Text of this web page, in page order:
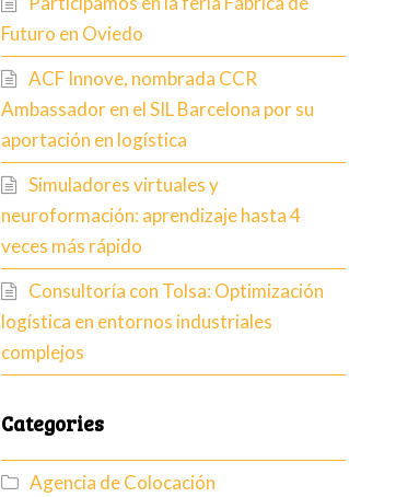
Futuro en Oviedo
ACF Innove, nombrada CCR
Ambassador en el SIL Barcelona por su
aportación en logística
Simuladores virtuales y
neuroformación: aprendizaje hasta 4
veces más rápido
Consultoría con Tolsa: Optimización
logística en entornos industriales
complejos
Categories
Agencia de Colocación